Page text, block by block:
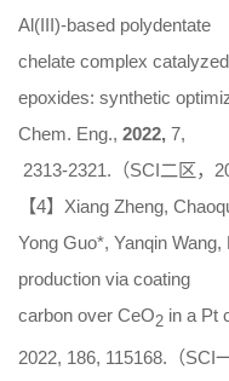
Al(III)-based polydentate
chelate complex
epoxides: synthetic
Chem. Eng., 2022, 7,
2313-2321.（SCI二区，
【4】Xiang Zheng,
Yong Guo*, Yanqin
production via coating
carbon over CeO2 in a Pt
2022, 186, 115168.（SCI